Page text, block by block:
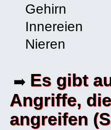
Gehirn
Innereien
Nieren
➡️ Es gibt
Angriffe,
angreifen